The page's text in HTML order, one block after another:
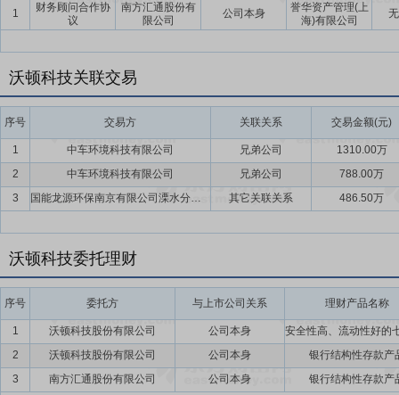
1
财务顾问合作协
议
南方汇通股份有
限公司
公司本身
誉华资产管理(上
海)有限公司
沃顿科技关联交易
序号 交易方 关联关系 交易金额(元)
1 中车环境科技有限公司 兄弟公司
1310.00万
2
中车环境科技有限公司 兄弟公司
788.00万
3
国能龙源环保南京有限公司溧水分公司 其它关联关系 486.50万
沃顿科技委托理财
序号 委托方 与上市公司关系 理财产品名称
1 沃顿科技股份有限公司
公司本身
2
沃顿科技股份有限公司 公司本身
银行结构性存款产
3
南方汇通股份有限公司 公司本身 银行结构性存款产